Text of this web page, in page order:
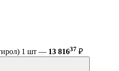
1 шт — 13 81637 ₽